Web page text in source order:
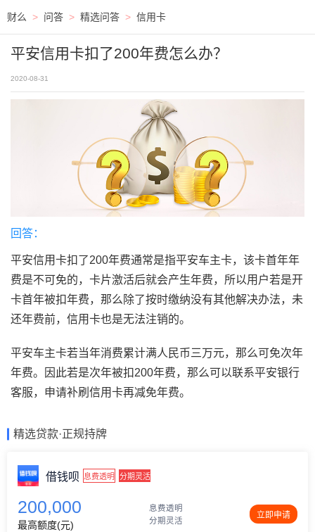
财么 > 问答 > 精选问答 > 信用卡
平安信用卡扣了200年费怎么办？
2020-08-31
回答：
平安信用卡扣了200年费通常是指平安车主卡，该卡首年年
费是不可免的，卡片激活后就会产生年费，所以用户若是开
卡首年被扣年费，那么除了按时缴纳没有其他解决办法，未
还年费前，信用卡也是无法注销的。
平安车主卡若当年消费累计满人民币三万元，那么可免次年
年费。因此若是次年被扣200年费，那么可以联系平安银行
客服，申请补刷信用卡再减免年费。
精选贷款·正规持牌
借钱呗 息费透明 分期灵活
200,000
最高额度(元)
息费透明
分期灵活
立即申请